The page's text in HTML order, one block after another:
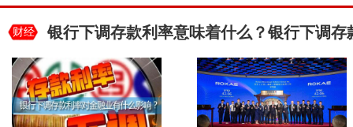
财经 银行下调存款利率意味着什么？银行下调